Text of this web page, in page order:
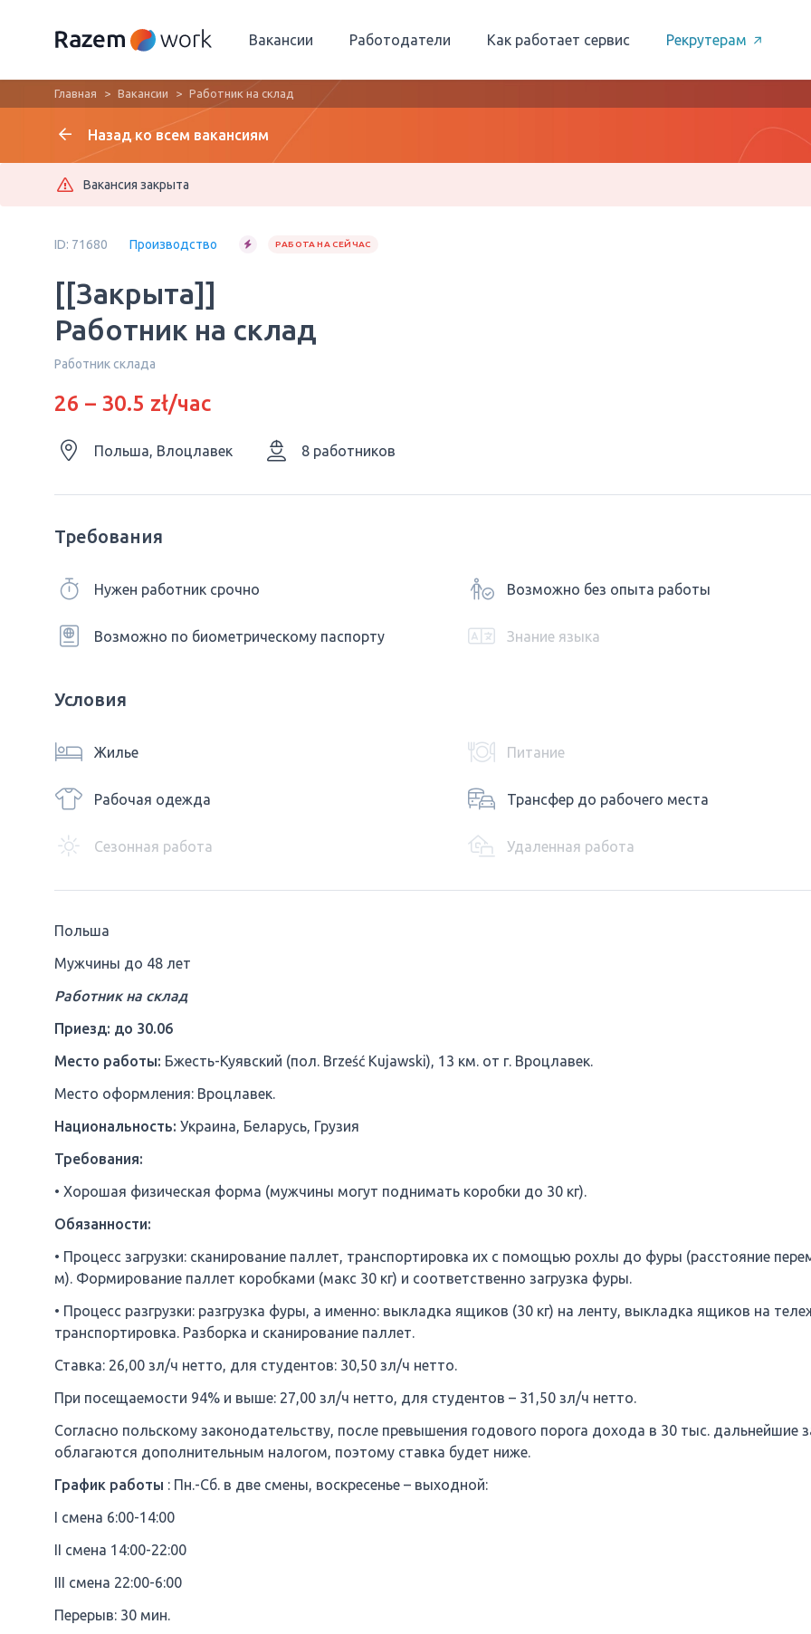
Вакансии Работодатели Как работает сервис Рекрутерам
Главная Вакансии Работник на склад
Назад ко всем вакансиям
Вакансия закрыта
ID: 71680 Производство РАБОТА НА СЕЙЧАС
[[Закрыта]]
Работник на склад
Работник склада
26 – 30.5 zł/час
Польша, Влоцлавек 8 работников
Требования
Нужен работник срочно Возможно без опыта работы
Возможно по биометрическому паспорту Знание языка
Условия
Жилье Питание
Рабочая одежда Трансфер до рабочего места
Сезонная работа Удаленная работа
Польша
Мужчины до 48 лет
Работник на склад
Приезд: до 30.06
Место работы: Бжесть-Куявский (пол. Brześć Kujawski), 13 км. от г. Вроцлавек.
Место оформления: Вроцлавек.
Национальность: Украина, Беларусь, Грузия
Требования:
• Хорошая физическая форма (мужчины могут поднимать коробки до 30 кг).
Обязанности:
• Процесс загрузки: сканирование паллет, транспортировка их с помощью рохлы до фуры (расстояние
м). Формирование паллет коробками (макс 30 кг) и соответственно загрузка фуры.
• Процесс разгрузки: разгрузка фуры, а именно: выкладка ящиков (30 кг) на ленту, выкладка ящиков на
транспортировка. Разборка и сканирование паллет.
Ставка: 26,00 зл/ч нетто, для студентов: 30,50 зл/ч нетто.
При посещаемости 94% и выше: 27,00 зл/ч нетто, для студентов – 31,50 зл/ч нетто.
Согласно польскому законодательству, после превышения годового порога дохода в 30 тыс. дальнейшие
облагаются дополнительным налогом, поэтому ставка будет ниже.
График работы : Пн.-Сб. в две смены, воскресенье – выходной:
I смена 6:00-14:00
II смена 14:00-22:00
III смена 22:00-6:00
Перерыв: 30 мин.